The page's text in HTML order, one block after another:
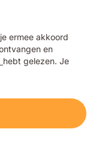
ermee akkoord
en
hebt gelezen. Je